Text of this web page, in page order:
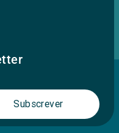
Subscrever